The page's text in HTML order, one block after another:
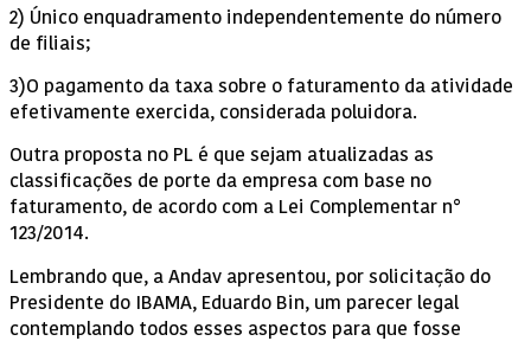
2) Único enquadramento independentemente do número
de filiais;
3)O pagamento da taxa sobre o faturamento da atividade
efetivamente exercida, considerada poluidora.
Outra proposta no PL é que sejam atualizadas as
classificações de porte da empresa com base no
faturamento, de acordo com a Lei Complementar n°
123/2014.
Lembrando que, a Andav apresentou, por solicitação do
Presidente do IBAMA, Eduardo Bin, um parecer legal
contemplando todos esses aspectos para que fosse